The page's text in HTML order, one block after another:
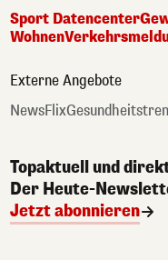
Sport Datencenter
Wohnen
Externe Angebote
NewsFlix
Topaktuell und
Der Heute-
Jetzt abonnieren